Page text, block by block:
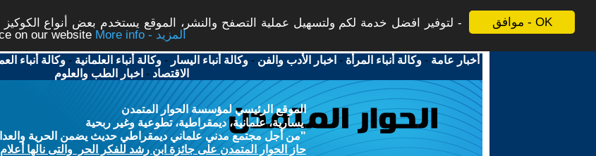
موافق - OK
لتوفير افضل خدمة لكم ولتسهيل عملية التصفح والنشر، الموقع يستخدم بعض أنواع
on our website
More info - المزيد
أخبار عامة -وكالة أنباء المرأة - اخبار الأدب والفن -وكالة أنباء اليسار -وكالة أنباء العلمانية -وكالة أنباء
الاقتصاد - اخبار الطب والعلوم
الموقع الرئيسي لمؤسسة الحوار المتمدن
يسارية، علمانية، ديمقراطية، تطوعية وغير ربحية
"من أجل مجتمع مدني علماني ديمقراطي حديث يضمن الحرية
حاز الحوار المتمدن على جائزة ابن رشد للفكر الحر والتى نالها